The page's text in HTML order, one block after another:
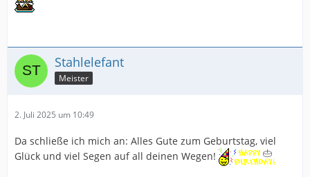
Stahlelefant
Meister
2. Juli 2025 um 10:49
Da schließe ich mich an: Alles Gute zum Geburtstag, viel
Glück und viel Segen auf all deinen Wegen!